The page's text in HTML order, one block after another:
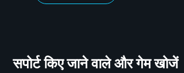
सपोर्ट किए जाने वाले और गेम खोजें